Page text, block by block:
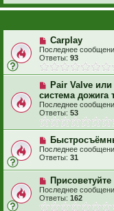
Carplay
Последнее
Ответы: 93
Pair Valve
система дожига
Последнее
Ответы: 53
Последнее
Ответы: 31
Последнее
Ответы: 162